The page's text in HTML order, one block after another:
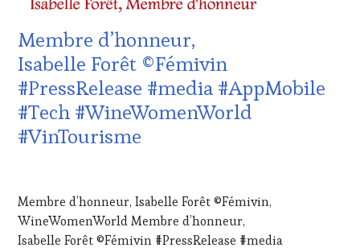
CLÉS
VIN
ET
DE
LA
HAUTE
GASTRONOMIE
FRANÇAISE,
WINE
TASTING,
LIVE
Membre d’honneur,
Isabelle Forêt ©Fémivin
#PressRelease #media #AppMobile
#Tech #WineWomenWorld
#VinTourisme
2024
Membre d’honneur, Isabelle Forêt ©Fémivin,
WineWomenWorld Membre d’honneur,
Isabelle Forêt ©Fémivin #PressRelease #media